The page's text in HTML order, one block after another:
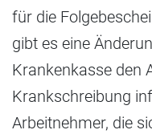
für die
gibt es eine
Krankenkasse den
Krankschreibung
Arbeitnehmer, die